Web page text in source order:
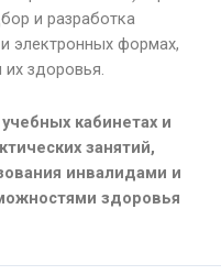
и разработка
электронных формах,
здоровья.
кабинетах и
занятий,
инвалидами и
здоровья